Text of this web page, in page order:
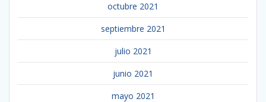
octubre 2021
septiembre 2021
julio 2021
junio 2021
mayo 2021